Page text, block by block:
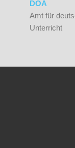
DOA
Amt für
Unterricht